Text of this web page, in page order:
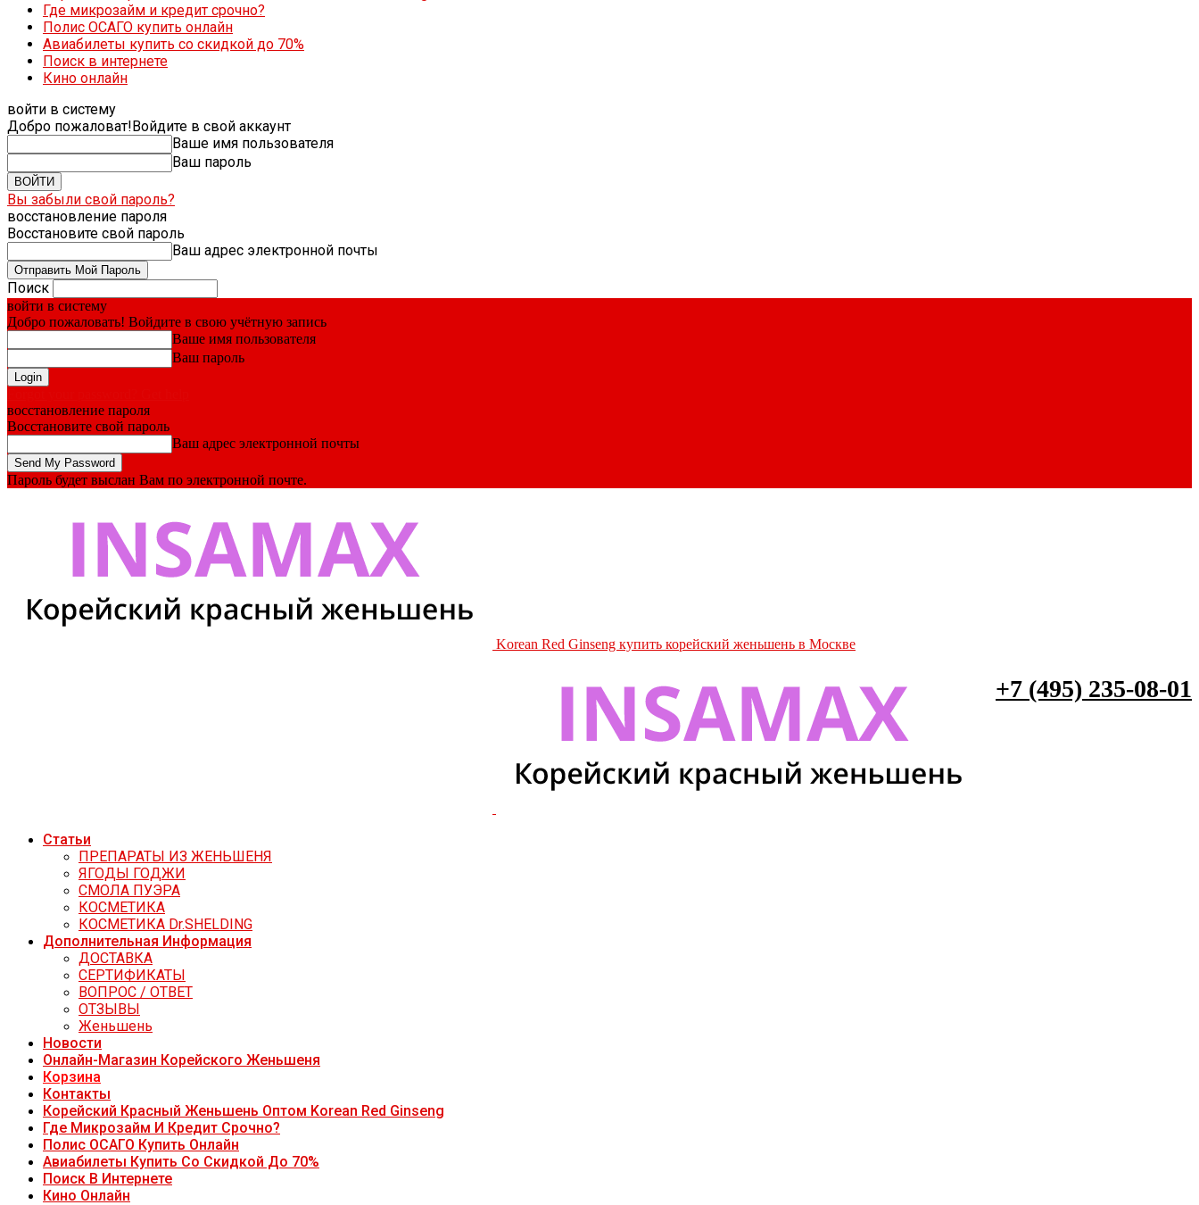
Где микрозайм и кредит срочно?
Полис ОСАГО купить онлайн
Авиабилеты купить со скидкой до 70%
Поиск в интернете
Кино онлайн
войти в систему
Добро пожаловат!Войдите в свой аккаунт
Ваше имя пользователя
Ваш пароль
Вы забыли свой пароль?
восстановление пароля
Восстановите свой пароль
Ваш адрес электронной почты
Поиск
войти в систему
Добро пожаловать! Войдите в свою учётную запись
Ваше имя пользователя
Ваш пароль
восстановление пароля
Восстановите свой пароль
Ваш адрес электронной почты
Пароль будет выслан Вам по электронной почте.
Korean Red Ginseng купить корейский женьшень в Москве
+7 (495) 235-08-01
Статьи
ПРЕПАРАТЫ ИЗ ЖЕНЬШЕНЯ
ЯГОДЫ ГОДЖИ
СМОЛА ПУЭРА
КОСМЕТИКА
КОСМЕТИКА Dr.SHELDING
Дополнительная Информация
ДОСТАВКА
СЕРТИФИКАТЫ
ВОПРОС / ОТВЕТ
ОТЗЫВЫ
Женьшень
Новости
Онлайн-Магазин Корейского Женьшеня
Корзина
Контакты
Корейский Красный Женьшень Оптом Korean Red Ginseng
Где Микрозайм И Кредит Срочно?
Полис ОСАГО Купить Онлайн
Авиабилеты Купить Со Скидкой До 70%
Поиск В Интернете
Кино Онлайн